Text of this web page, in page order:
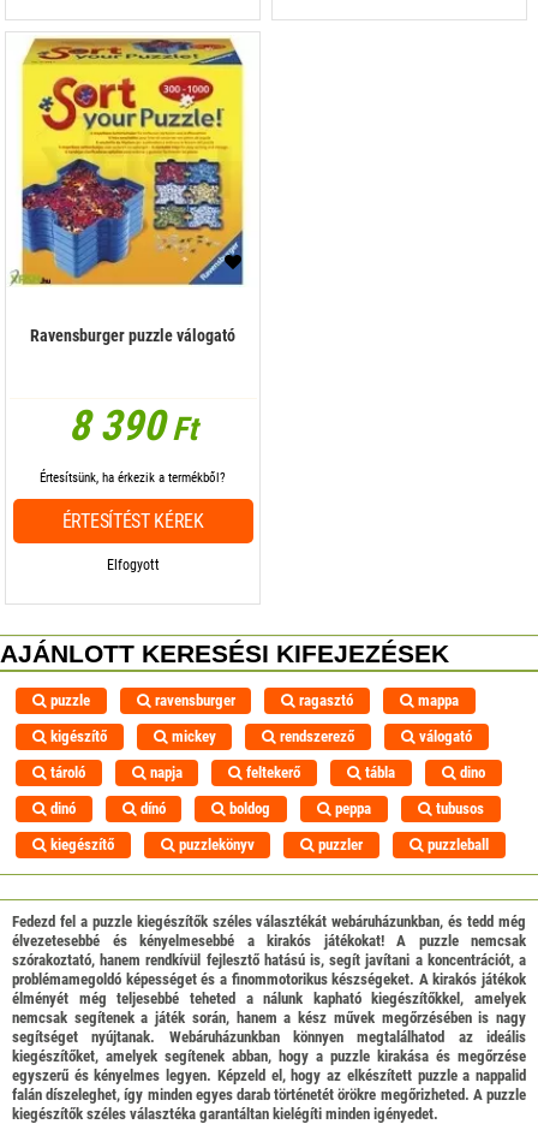
Ravensburger puzzle válogató
8 390Ft
Elfogyott
Értesítsünk, ha érkezik a termékből?
ÉRTESÍTÉST KÉREK
AJÁNLOTT KERESÉSI KIFEJEZÉSEK
puzzle ravensburger ragasztó
mappa
kigészítő
mickey rendszerező
válogató
tároló
napja feltekerő tábla
dino
dinó
dínó boldog peppa
tubusos
kiegészítő
puzzlekönyv puzzler puzzleball
Fedezd fel a puzzle kiegészítők széles választékát webáruházunkban, és tedd még
élvezetesebbé és kényelmesebbé a kirakós játékokat! A puzzle nemcsak
szórakoztató, hanem rendkívül fejlesztő hatású is, segít javítani a koncentrációt, a
problémamegoldó képességet és a finommotorikus készségeket. A kirakós játékok
élményét még teljesebbé teheted a nálunk kapható kiegészítőkkel, amelyek
nemcsak segítenek a játék során, hanem a kész művek megőrzésében is nagy
segítséget nyújtanak. Webáruházunkban könnyen megtalálhatod az ideális
kiegészítőket, amelyek segítenek abban, hogy a puzzle kirakása és megőrzése
egyszerű és kényelmes legyen. Képzeld el, hogy az elkészített puzzle a nappalid
falán díszeleghet, így minden egyes darab történetét örökre megőrizheted. A puzzle
kiegészítők széles választéka garantáltan kielégíti minden igényedet.